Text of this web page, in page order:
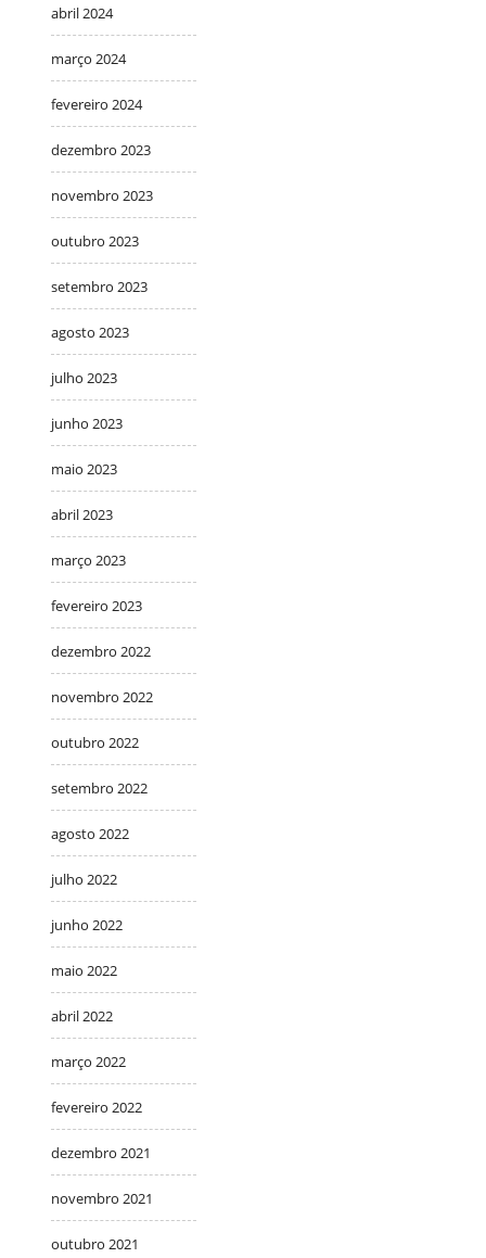
abril 2024
março 2024
fevereiro 2024
dezembro 2023
novembro 2023
outubro 2023
setembro 2023
agosto 2023
julho 2023
junho 2023
maio 2023
abril 2023
março 2023
fevereiro 2023
dezembro 2022
novembro 2022
outubro 2022
setembro 2022
agosto 2022
julho 2022
junho 2022
maio 2022
abril 2022
março 2022
fevereiro 2022
dezembro 2021
novembro 2021
outubro 2021